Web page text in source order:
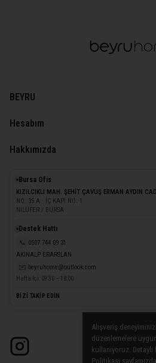
Alışveriş
düzenlemelere
kullanıyoruz.
Politikası
BEYRU
Hesabım
Hakkımızda
Bursa Ofis
KIZILCIKLI MAH. ŞEHİT ÇAVUŞ ERMAN AYDIN
NO: 35 A · İÇ KAPI NO: 1
NİLÜFER / BURSA
Destek Hattı
📞 0507 744 09 31
AKINALP ERARSLAN
✉️ beyruhome@outlook.com
Hafta İçi: 09:30 – 18:00
BİZİ TAKİP EDİN